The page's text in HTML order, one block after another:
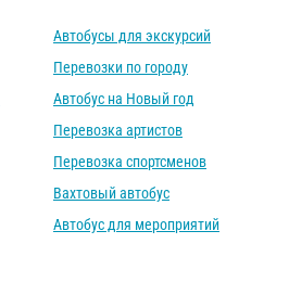
Автобусы для экскурсий
Перевозки по городу
Автобус на Новый год
Перевозка артистов
Перевозка спортсменов
Вахтовый автобус
Автобус для мероприятий